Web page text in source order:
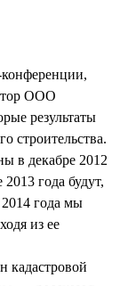
ООО
результаты
строительства.
в декабре 2012
года будут,
года мы
из ее
кадастровой